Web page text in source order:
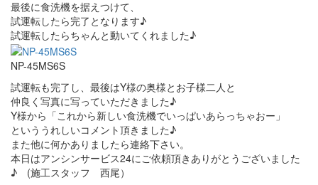
最後に食洗機を据えつけて、
試運転したら完了となります♪
試運転したらちゃんと動いてくれました♪
NP-45MS6S
試運転も完了し、最後はY様の奥様とお子様二人と
仲良く写真に写っていただきました♪
Y様から「これから新しい食洗機でいっぱいあらっちゃおー」
といううれしいコメント頂きました♪
また他に何かありましたら連絡下さい。
本日はアンシンサービス24にご依頼頂きありがとうございました
♪ (施工スタッフ 西尾）